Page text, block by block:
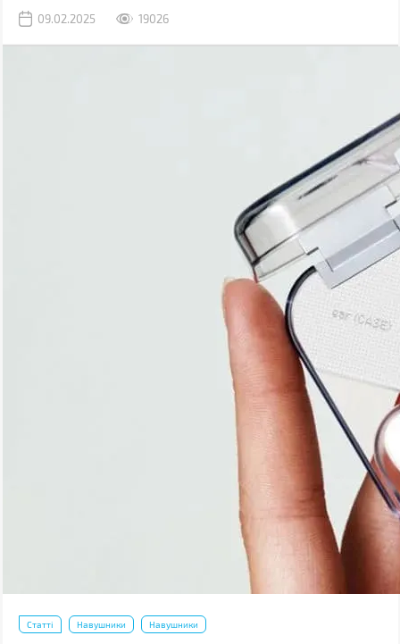
навіть бюджетні моделі з підтримкою Hi-Res кодеків.
09.02.2025 19026
Статті Навушники Навушники